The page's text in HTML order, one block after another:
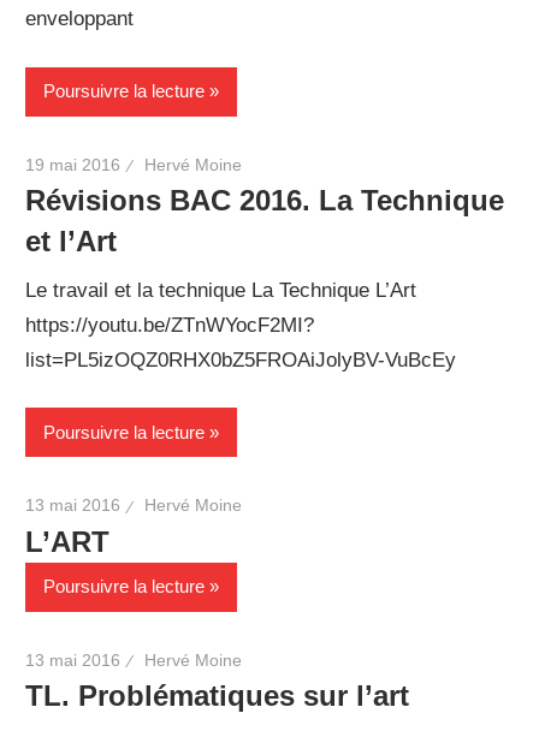
enveloppant
Poursuivre la lecture
19 mai 2016 Hervé Moine
Révisions BAC 2016. La Technique
et l’Art
Le travail et la technique La Technique L’Art
https://youtu.be/ZTnWYocF2MI?
list=PL5izOQZ0RHX0bZ5FROAiJolyBV-VuBcEy
Poursuivre la lecture
13 mai 2016 Hervé Moine
L’ART
Poursuivre la lecture
13 mai 2016 Hervé Moine
TL. Problématiques sur l’art